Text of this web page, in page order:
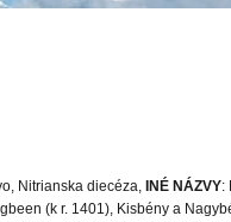
Nitrianska diecéza, INÉ NÁZVY:
(k r. 1401), Kisbény a